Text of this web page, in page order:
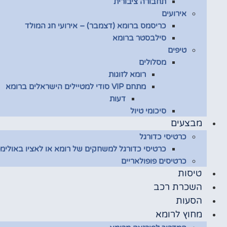
אירועים
כריסמס ברומא (דצמבר) – אירועי חג המולד
סילבסטר ברומא
טיפים
מסלולים
רומא לזוגות
מתחם VIP סודי למטיילים הישראלים ברומא
דעות
סיכומי טיול
מבצעים
כרטיסי כדורגל
כרטיסי כדורגל למשחקים של רומא או לאציו
כרטיסים פופולאריים
טיסות
השכרת רכב
הסעות
מחוץ לרומא